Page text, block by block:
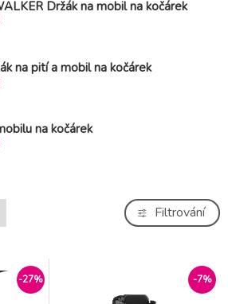
Držák na mobil na kočárek
Harvey/Jimmey/Rockey/Zoey
na pití a mobil na kočárek
na kočárek
Filtrování
-27% -7%